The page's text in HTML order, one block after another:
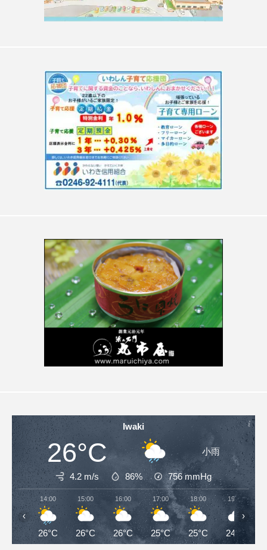
Iwaki
26°C 小雨
4.2 m/s 86% 756mmHg
14:00
26°C
15:00
26°C
16:00
26°C
17:00
25°C
18:00
25°C
19:00
24°C
‹ ›